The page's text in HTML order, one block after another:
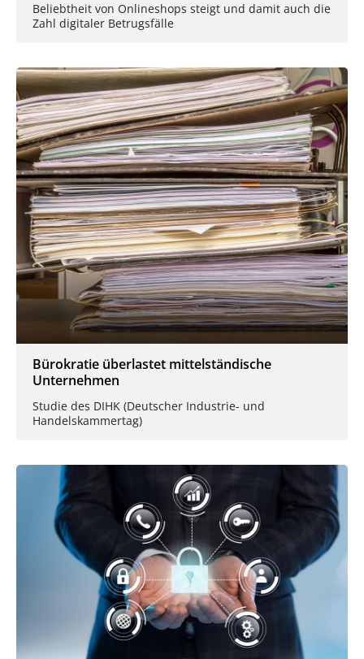
Beliebtheit von Onlineshops steigt und damit auch die
Zahl digitaler Betrugsfälle
Bürokratie überlastet mittelständische
Unternehmen
Studie des DIHK (Deutscher Industrie- und
Handelskammertag)